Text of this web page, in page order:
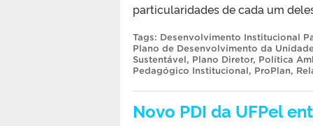
particularidades de cada um
Tags: Desenvolvimento Institucional
Plano de Desenvolvimento da
Sustentável, Plano Diretor, Política
Pedagógico Institucional, ProPlan,
Novo PDI da UFPel